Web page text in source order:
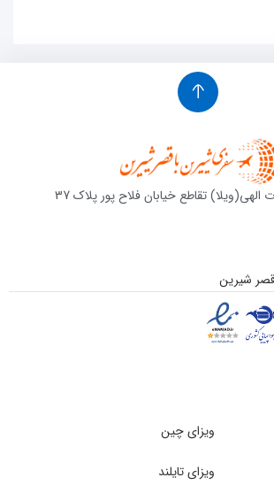
تقاطع خیابان فلاح پور پلاک 37
ویزای چین
ویزای تایلند